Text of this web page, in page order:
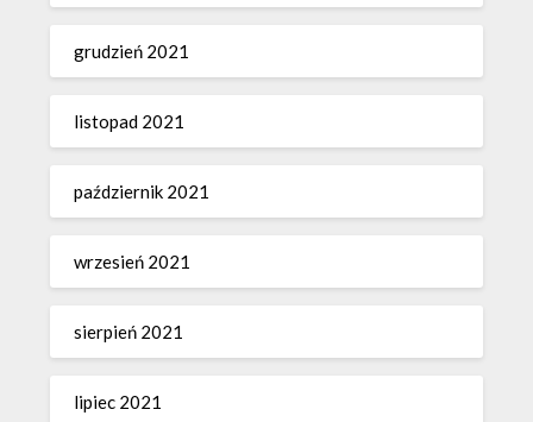
grudzień 2021
listopad 2021
październik 2021
wrzesień 2021
sierpień 2021
lipiec 2021